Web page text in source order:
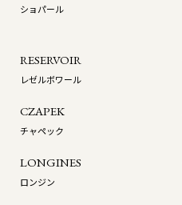
ショパール
RESERVOIR
レゼルボワール
CZAPEK
チャペック
LONGINES
ロンジン